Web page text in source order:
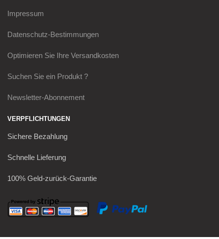
Impressum
Datenschutz-Bestimmungen
Optimieren Sie Ihre Versandkosten
Suchen Sie ein Produkt ?
Newsletter-Abonnement
VERPFLICHTUNGEN
Sichere Bezahlung
Schnelle Lieferung
100% Geld-zurück-Garantie